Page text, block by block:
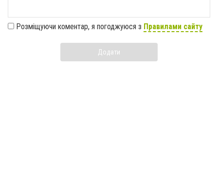
Розміщуючи коментар, я погоджуюся з Правилами сайту
Додати